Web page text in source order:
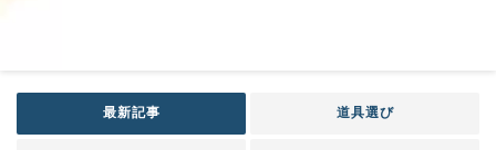
最新記事 道具選び